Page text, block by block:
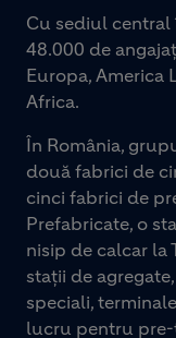
Cu sediul central
48.000 de
Europa, America
Africa.
În România,
două fabrici de
cinci fabrici de
Prefabricate, o
nisip de calcar la
stații de
speciali,
lucru pentru pre-